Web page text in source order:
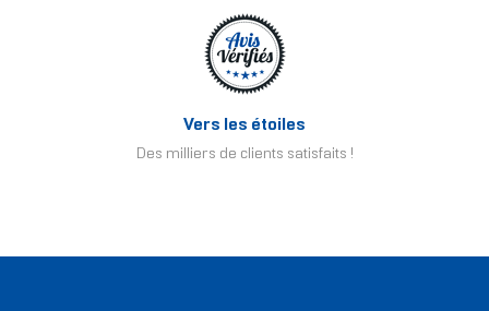
Vers les étoiles
Des milliers de clients satisfaits !